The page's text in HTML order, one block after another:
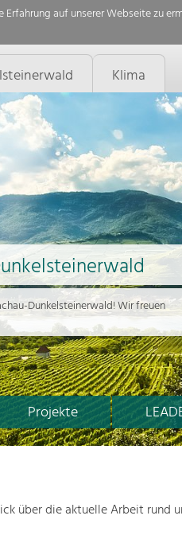
auf unserer Webseite zu
Klima
Projekte
Dunkelsteinerwald! Wir freuen
über die aktuelle Arbeit